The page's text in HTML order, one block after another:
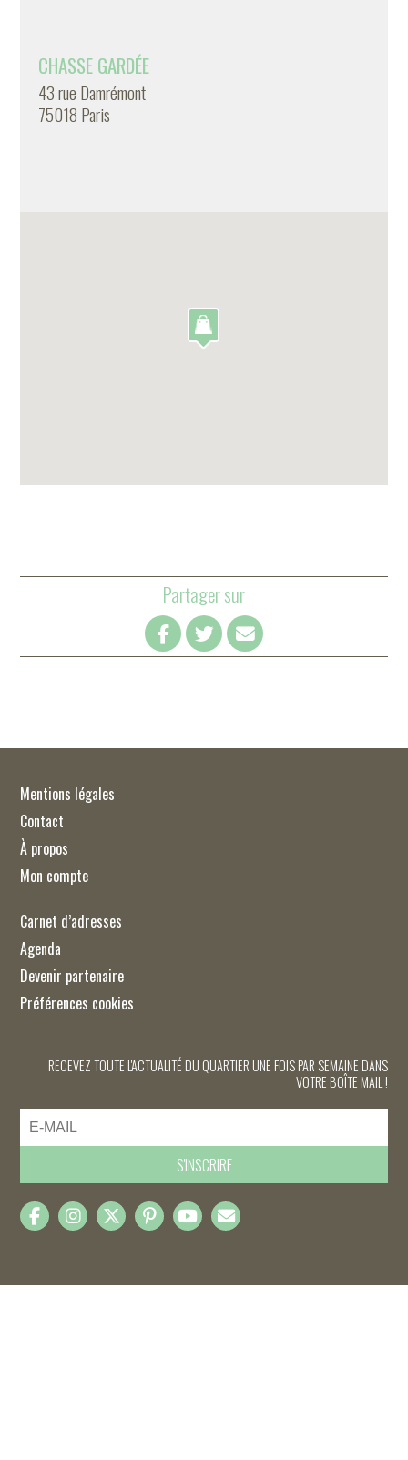
CHASSE GARDÉE
43 rue Damrémont
75018 Paris
Partager sur
Mentions légales
Contact
À propos
Mon compte
Carnet d’adresses
Agenda
Devenir partenaire
Préférences cookies
RECEVEZ TOUTE L'ACTUALITÉ DU QUARTIER UNE FOIS PAR SEMAINE DANS
VOTRE BOÎTE MAIL !